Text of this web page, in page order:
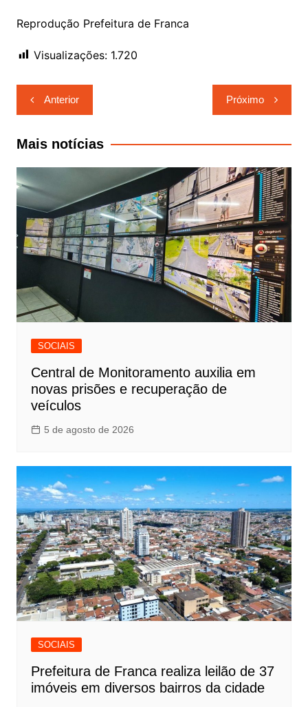
Reprodução Prefeitura de Franca
Visualizações: 1.720
Navegação
de
Post
Anterior Próximo
Mais notícias
SOCIAIS
Central de Monitoramento auxilia em
novas prisões e recuperação de
veículos
5 de agosto de 2026
SOCIAIS
Prefeitura de Franca realiza leilão de 37
imóveis em diversos bairros da cidade